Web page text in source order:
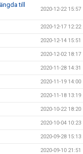
till
2020-12-22 15:57
2020-12-17 12:22
2020-12-14 15:51
2020-12-02 18:17
2020-11-28 14:31
2020-11-19 14:00
2020-11-18 13:19
2020-10-22 18:20
2020-10-04 10:23
2020-09-28 15:13
2020-09-10 21:51